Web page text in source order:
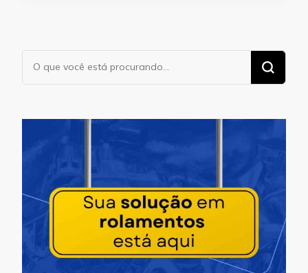
Procurando